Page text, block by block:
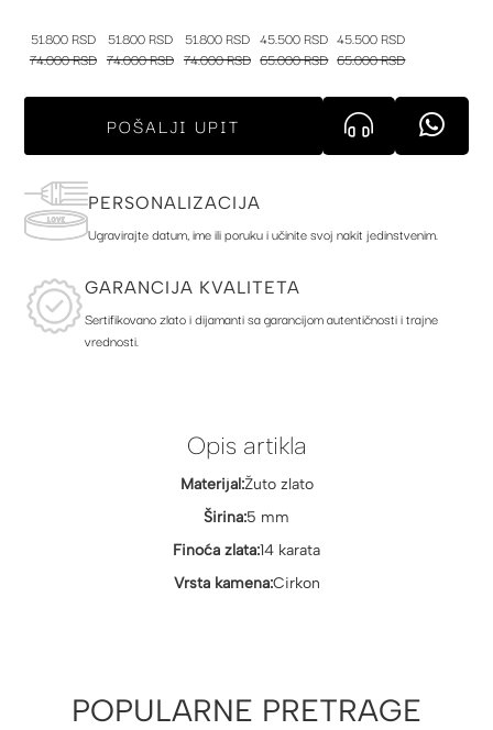
51.800 RSD
74.000 RSD
51.800 RSD
74.000 RSD
51.800 RSD
74.000 RSD
45.500 RSD
65.000 RSD
45.500 RSD
65.000 RSD
POŠALJI UPIT
PERSONALIZACIJA
Ugravirajte datum, ime ili poruku i učinite svoj nakit jedinstvenim.
GARANCIJA KVALITETA
Sertifikovano zlato i dijamanti sa garancijom autentičnosti i trajne
vrednosti.
Opis artikla
Materijal:Žuto zlato
Širina:5 mm
Finoća zlata:14 karata
Vrsta kamena:Cirkon
POPULARNE PRETRAGE